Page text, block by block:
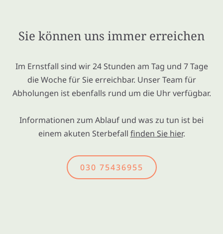
Sie können uns immer erreichen
Im Ernstfall sind wir 24 Stunden am Tag und 7 Tage
die Woche für Sie erreichbar. Unser Team für
Abholungen ist ebenfalls rund um die Uhr verfügbar.
Informationen zum Ablauf und was zu tun ist bei
einem akuten Sterbefall finden Sie hier.
030 75436955